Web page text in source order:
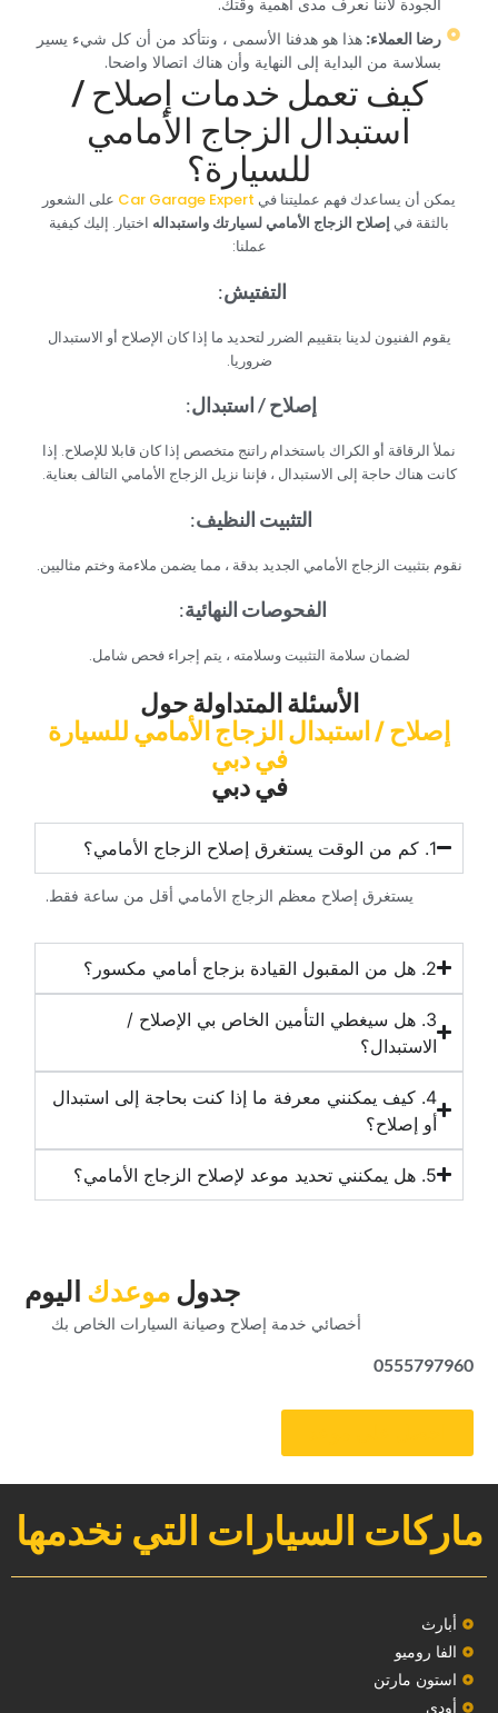
الجودة لأننا نعرف مدى أهمية وقتك.‏
‏رضا العملاء: ‏‏هذا هو هدفنا الأسمى ، ونتأكد من أن كل شيء يسير
بسلاسة من البداية إلى النهاية وأن هناك اتصالا واضحا.‏
‏كيف تعمل خدمات إصلاح /
استبدال الزجاج الأمامي
للسيارة؟‏
‏يمكن أن يساعدك ‏ ‏فهم عمليتنا في‏
‏على الشعور
بالثقة في ‏ ‏إصلاح الزجاج الأمامي لسيارتك واستبداله‏ ‏اختيار. إليك كيفية
عملنا:‏
‏التفتيش‏‏:‏ ‏ ‏
‏يقوم الفنيون لدينا بتقييم الضرر لتحديد ما إذا كان الإصلاح أو الاستبدال
ضروريا.‏
‏إصلاح / استبدال‏‏:‏
‏نملأ الرقاقة أو الكراك باستخدام راتنج متخصص إذا كان قابلا للإصلاح. إذا
كانت هناك حاجة إلى الاستبدال ، فإننا نزيل الزجاج الأمامي التالف بعناية.‏
‏التثبيت النظيف‏‏:‏
‏نقوم بتثبيت الزجاج الأمامي الجديد بدقة ، مما يضمن ملاءمة وختم مثاليين.‏
‏الفحوصات النهائية‏‏:‏ ‏ ‏
‏لضمان سلامة التثبيت وسلامته ، يتم إجراء فحص شامل.‏
‏الأسئلة المتداولة حول‏
‏إصلاح / استبدال الزجاج الأمامي للسيارة
في دبي‏
‏في دبي‏
‏يستغرق إصلاح معظم الزجاج الأمامي أقل من ساعة فقط.‏
‏3. هل سيغطي التأمين الخاص بي الإصلاح /
الاستبدال؟‏
‏4. كيف يمكنني معرفة ما إذا كنت بحاجة إلى استبدال
أو إصلاح؟‏
‏جدول‏‏موعدك‏ ‏اليوم‏
‏أخصائي خدمة إصلاح وصيانة السيارات الخاص بك‏
0555797960
ماركات السيارات التي نخدمها
‏أبارث‏
الفا روميو
استون مارتن
أودي